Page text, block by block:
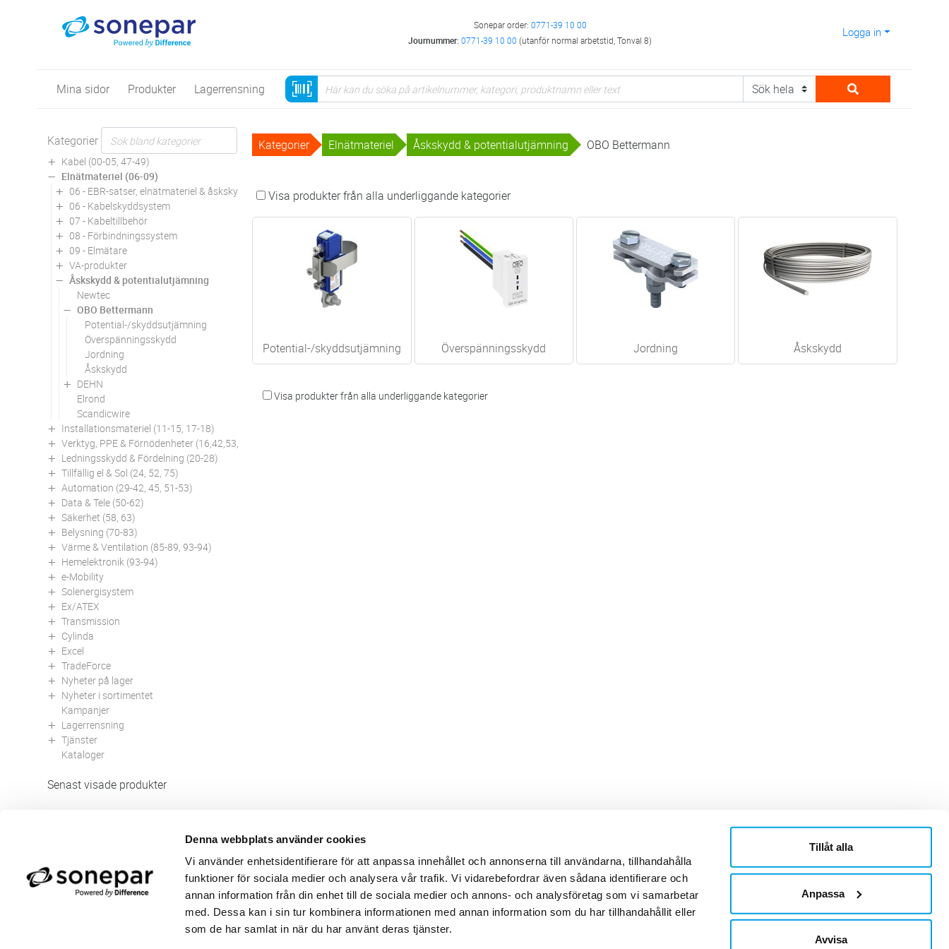
Denna webbplats använder cookies
Vi använder enhetsidentifierare för att anpassa innehållet och annonserna till användarna, tillhandahålla
funktioner för sociala medier och analysera vår trafik. Vi vidarebefordrar även sådana identifierare och
annan information från din enhet till de sociala medier och annons- och analysföretag som vi samarbetar
med. Dessa kan i sin tur kombinera informationen med annan information som du har tillhandahållit eller
som de har samlat in när du har använt deras tjänster.
Tillåt alla
Anpassa
Avvisa
Sonepar order: 0771-39 10 00
Journummer:0771-39 10 00 (utanför normal arbetstid, Tonval 8)
Logga in
Mina sidor Produkter Lagerrensning
Kategorier
Kabel (00-05, 47-49)
Elnätmateriel (06-09)
06 - EBR-satser, elnätmateriel & åskskydd
06 - Kabelskyddsystem
07 - Kabeltillbehör
08 - Förbindningssystem
09 - Elmätare
VA-produkter
Åskskydd & potentialutjämning
Newtec
OBO Bettermann
Potential-/skyddsutjämning
Överspänningsskydd
Jordning
Åskskydd
DEHN
Elrond
Scandicwire
Installationsmateriel (11-15, 17-18)
Verktyg, PPE & Förnödenheter (16,42,53,94)
Ledningsskydd & Fördelning (20-28)
Tillfällig el & Sol (24, 52, 75)
Automation (29-42, 45, 51-53)
Data & Tele (50-62)
Säkerhet (58, 63)
Belysning (70-83)
Värme & Ventilation (85-89, 93-94)
Hemelektronik (93-94)
e-Mobility
Solenergisystem
Ex/ATEX
Transmission
Cylinda
Excel
TradeForce
Nyheter på lager
Nyheter i sortimentet
Kampanjer
Lagerrensning
Tjänster
Kataloger
Senast visade produkter
Kategorier Elnätmateriel Åskskydd & potentialutjämning OBO Bettermann
Visa produkter från alla underliggande kategorier
Potential-/skyddsutjämning Överspänningsskydd Jordning Åskskydd
Visa produkter från alla underliggande kategorier
Felanmälan
Returer
Beställa PDF fakturor
Användarvillkor
Integritetspolicy
Öppettider
Ny kund/användare
Våra varumärken
Leverans- och betalningsvillkor
Elektronisk kommunikation
Produktväljare
Om Sonepar
Historik
Kontaktblad
Ledningsgrupp
Jobb & Karriär